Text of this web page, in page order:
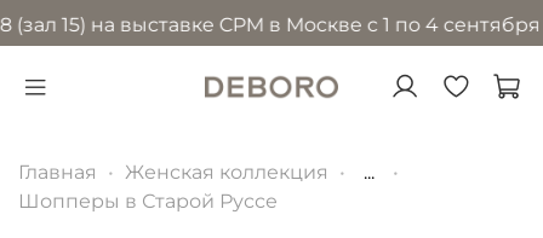
на выставке CPM в Москве с 1 по 4 сентября 2026
Главная Женская коллекция
...
Шопперы в Старой Руссе